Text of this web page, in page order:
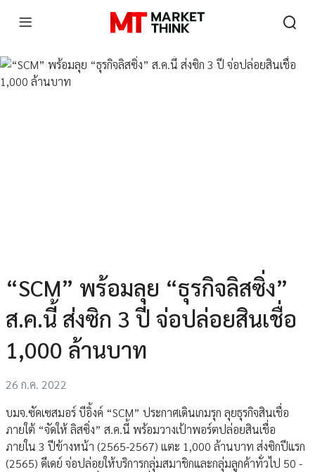
“SCM” พร้อมลุย “ธุรกิจลิสซิ่ง”
ส.ค.นี้ ส่งซิก 3 ปี จ่อปล่อยสินเชื่อ
1,000 ล้านบาท
26 ก.ค. 2022
บมจ.ซัคเซสมอร์ บีอิ้งค์ “SCM” ประกาศเดินเกมรุก ลุยธุรกิจสินเชื่อ
ภายใต้ “จัดให้ ลิสซิ่ง” ส.ค.นี้ พร้อมวางเป้าพอร์ตปล่อยสินเชื่อ
ภายใน 3 ปีข้างหน้า (2565-2567) แตะ 1,000 ล้านบาท ส่งซิกปีแรก
(2565) ดีเดย์ จ่อปล่อยให้บริการกลุ่มสมาชิกและกลุ่มลูกค้าทั่วไป 50 -